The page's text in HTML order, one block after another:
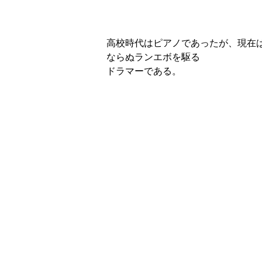
高校時代はピアノであったが、現在
ならぬランエボを駆る
ドラマーである。